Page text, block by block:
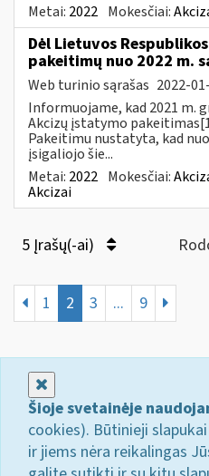
Metai: 2022 Mokesčiai:
Dėl Lietuvos
pakeitimų nuo 2022 m.
Web turinio sąrašas 2022-
Informuojame, kad 2021 m.
Akcizų įstatymo
Pakeitimu nustatyta, kad
įsigaliojo šie...
Metai: 2022 Mokesčiai:
Akcizai
5 Įrašų(-ai)
1 2 3 ... 9
Šioje svetainėje
cookies). Būtinieji
ir jiems nėra reikalingas